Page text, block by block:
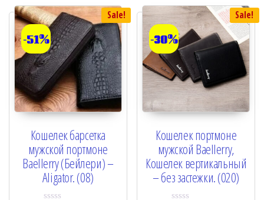
Sale!
-51%
Кошелек барсетка
мужской портмоне
Baellerry (Бейлери) –
Aligator. (08)
Sale!
-30%
Кошелек портмоне
мужской Baellerry,
Кошелек вертикальный
– без застежки. (020)